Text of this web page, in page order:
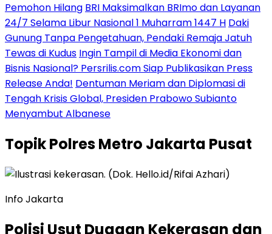
Pemohon Hilang BRI Maksimalkan BRImo dan Layanan
24/7 Selama Libur Nasional 1 Muharram 1447 H Daki
Gunung Tanpa Pengetahuan, Pendaki Remaja Jatuh
Tewas di Kudus Ingin Tampil di Media Ekonomi dan
Bisnis Nasional? Persrilis.com Siap Publikasikan Press
Release Anda! Dentuman Meriam dan Diplomasi di
Tengah Krisis Global, Presiden Prabowo Subianto
Menyambut Albanese
TopikPolres Metro Jakarta Pusat
Info Jakarta
Polisi Usut Dugaan Kekerasan dan